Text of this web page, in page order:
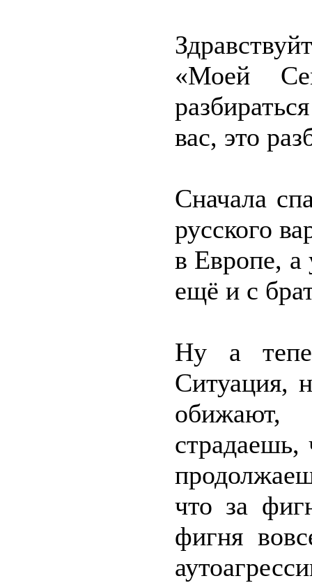
«Моей
вас, это
Сначала
русского
в Европе, а
ещё и с
Ну а
Ситуация,
страдаешь,
что за
фигня